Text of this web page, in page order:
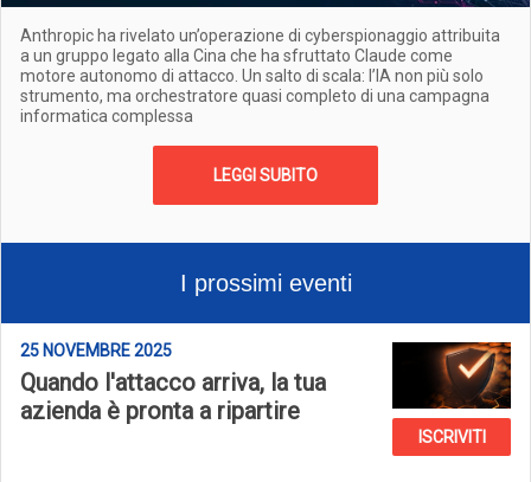
Anthropic ha rivelato un’operazione di cyberspionaggio attribuita
a un gruppo legato alla Cina che ha sfruttato Claude come
motore autonomo di attacco. Un salto di scala: l’IA non più solo
strumento, ma orchestratore quasi completo di una campagna
informatica complessa
LEGGI SUBITO
I prossimi eventi
25 NOVEMBRE 2025
Quando l'attacco arriva, la tua
azienda è pronta a ripartire
ISCRIVITI